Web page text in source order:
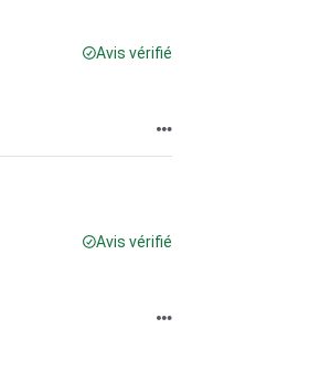
Avis vérifié
Avis vérifié